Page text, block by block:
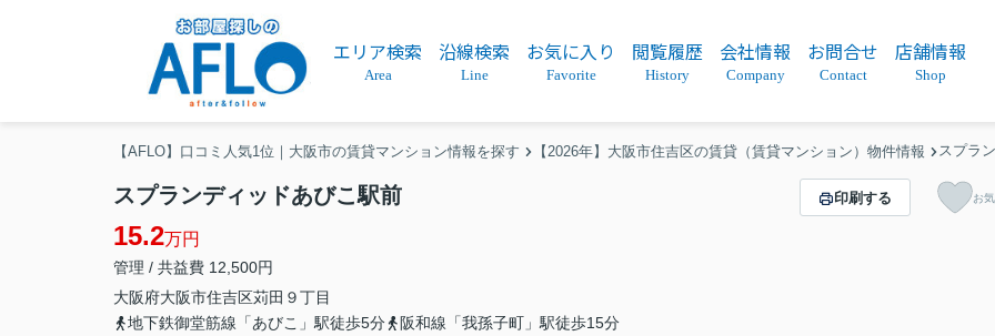
エリア検索
Area
沿線検索
Line
お気に入り
Favorite
閲覧履歴
History
会社情報
Company
お問合せ
Contact
店舗情報
Shop
【AFLO】口コミ人気1位｜大阪市の賃貸マンション情報を探す 【2026年】大阪市住吉区の賃貸（賃貸マンション）物件情報 スプラ
スプランディッドあびこ駅前
15.2万円
管理 / 共益費 12,500円
大阪府大阪市住吉区苅田 ９丁目
地下鉄御堂筋線「あびこ」駅徒歩5分
阪和線「我孫子町」駅徒歩15分
印刷する お